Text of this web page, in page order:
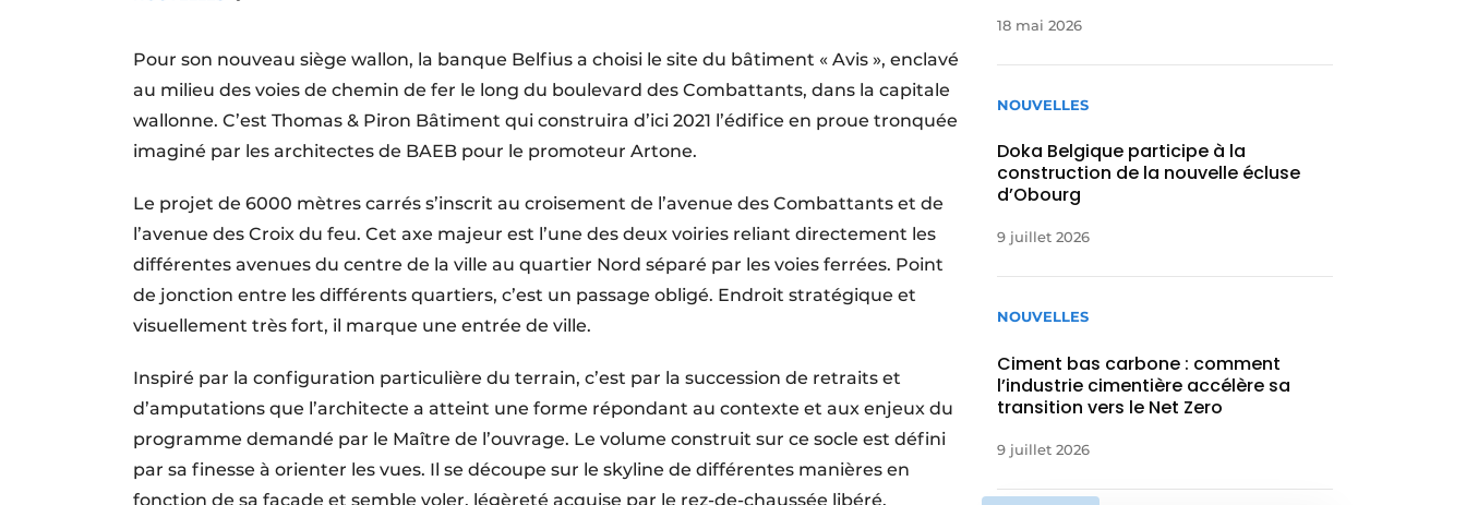
Video’s
Pour son nouveau siège wallon, la banque Belfius a choisi le site du bâtiment « Avis », enclavé
au milieu des voies de chemin de fer le long du boulevard des Combattants, dans la capitale
wallonne. C’est Thomas & Piron Bâtiment qui construira d’ici 2021 l’édifice en proue tronquée
imaginé par les architectes de BAEB pour le promoteur Artone.
Le projet de 6000 mètres carrés s’inscrit au croisement de l’avenue des Combattants et de
l’avenue des Croix du feu. Cet axe majeur est l’une des deux voiries reliant directement les
différentes avenues du centre de la ville au quartier Nord séparé par les voies ferrées. Point
de jonction entre les différents quartiers, c’est un passage obligé. Endroit stratégique et
visuellement très fort, il marque une entrée de ville.
Inspiré par la configuration particulière du terrain, c’est par la succession de retraits et
d’amputations que l’architecte a atteint une forme répondant au contexte et aux enjeux du
programme demandé par le Maître de l’ouvrage. Le volume construit sur ce socle est défini
par sa finesse à orienter les vues. Il se découpe sur le skyline de différentes manières en
fonction de sa façade et semble voler, légèreté acquise par le rez-de-chaussée libéré.
18 mai 2026
NOUVELLES
Doka Belgique participe à la
construction de la nouvelle écluse
d’Obourg
9 juillet 2026
NOUVELLES
Ciment bas carbone : comment
l’industrie cimentière accélère sa
transition vers le Net Zero
9 juillet 2026